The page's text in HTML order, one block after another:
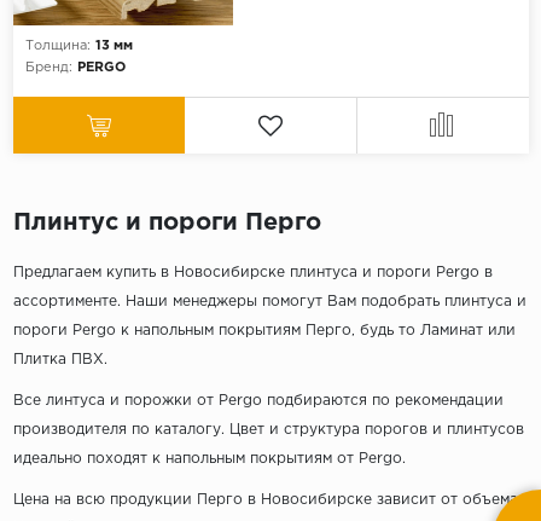
Германия
Толщина: 13 мм
Бренд:
PERGO
Плинтус и пороги Перго
Предлагаем купить в Новосибирске плинтуса и пороги Pergo в
ассортименте. Наши менеджеры помогут Вам подобрать плинтуса и
пороги Pergo к напольным покрытиям Перго, будь то Ламинат или
Плитка ПВХ.
Все линтуса и порожки от Pergo подбираются по рекомендации
производителя по каталогу. Цвет и структура порогов и плинтусов
идеально походят к напольным покрытиям от Pergo.
Цена на всю продукции Перго в Новосибирске зависит от объема.